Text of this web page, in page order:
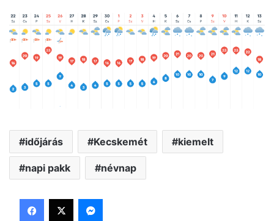
időjárás Kecskemét kiemelt
napi pakk névnap
Facebook
X Messenger